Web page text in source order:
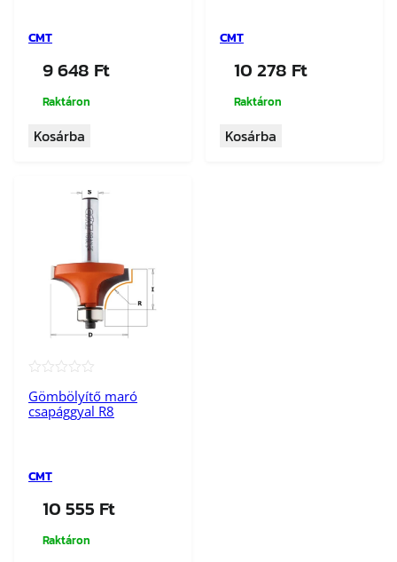
CMT
9 648 Ft
Raktáron
Kosárba
CMT
10 278 Ft
Raktáron
Kosárba
Gömbölyítő maró
csapággyal R8
CMT
10 555 Ft
Raktáron